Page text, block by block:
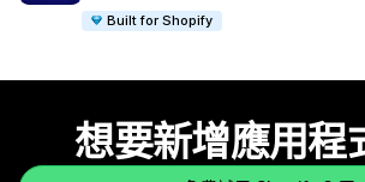
Built for Shopify
想要新增應用程